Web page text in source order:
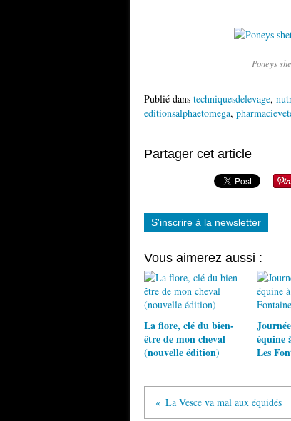
Poneys
Publié dans techniquesdelevage,
editionsalphaetomega,
Partager cet article
S'inscrire à la newsletter
Vous aimerez aussi :
La flore, clé du bien-
être de mon cheval
(nouvelle édition)
équine
Les
La Vesce va mal aux équidés